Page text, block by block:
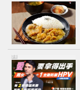
PR